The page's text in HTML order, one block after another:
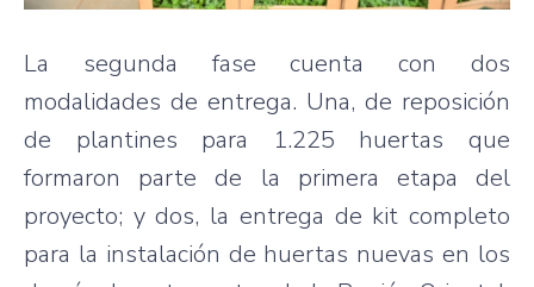
La segunda fase cuenta con dos
modalidades de entrega. Una, de reposición
de plantines para 1.225 huertas que
formaron parte de la primera etapa del
proyecto; y dos, la entrega de kit completo
para la instalación de huertas nuevas en los